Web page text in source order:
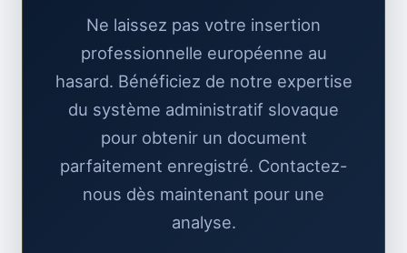
Ne laissez pas votre insertion
professionnelle européenne au
hasard. Bénéficiez de notre expertise
du système administratif slovaque
pour obtenir un document
parfaitement enregistré. Contactez-
nous dès maintenant pour une
analyse.